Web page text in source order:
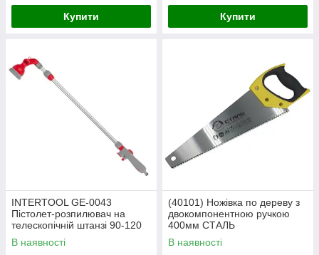
Купити Купити
INTERTOOL GE-0043
Пістолет-розпилювач на
телескопічній штанзі 90-120
см для поливання 9
функціональний
В наявності
(40101) Ножівка по дереву з
двокомпонентною ручкою
400мм СТАЛЬ
В наявності